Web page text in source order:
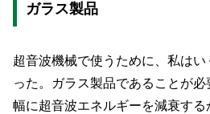
ガラス製品
超音波機械で使うために、私は
った。ガラス製品であることが
幅に超音波エネルギーを減衰す